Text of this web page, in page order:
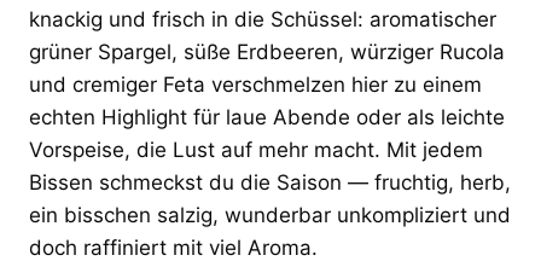
knackig und frisch in die Schüssel: aromatischer
grüner Spargel, süße Erdbeeren, würziger Rucola
und cremiger Feta verschmelzen hier zu einem
echten Highlight für laue Abende oder als leichte
Vorspeise, die Lust auf mehr macht. Mit jedem
Bissen schmeckst du die Saison — fruchtig, herb,
ein bisschen salzig, wunderbar unkompliziert und
doch raffiniert mit viel Aroma.